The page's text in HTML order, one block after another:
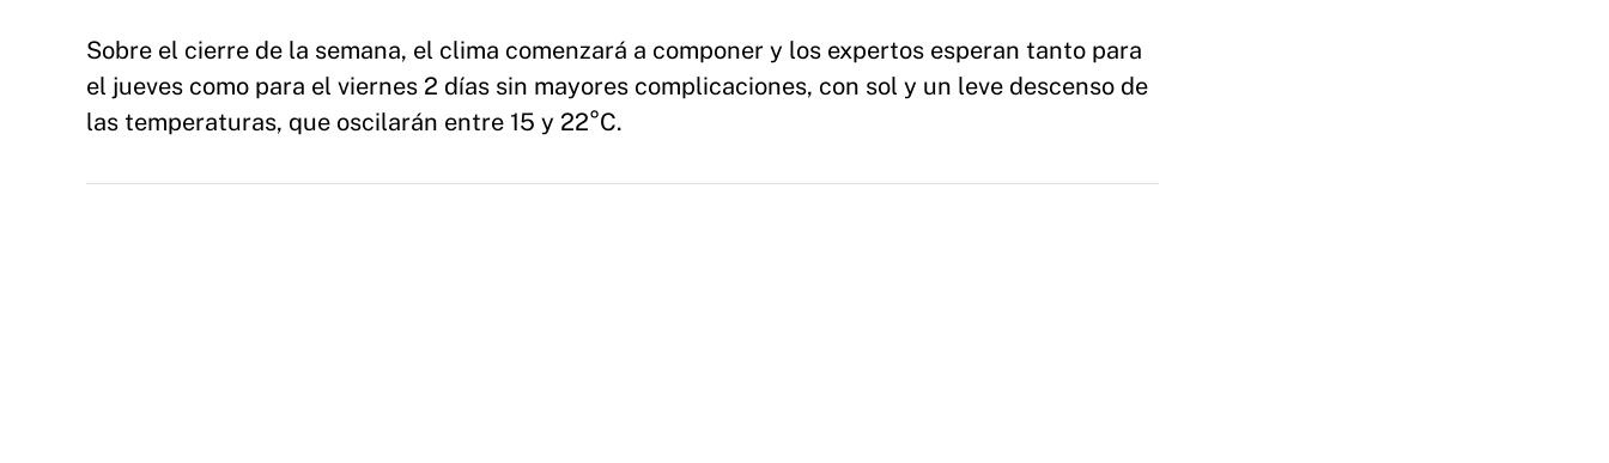
Sobre el cierre de la semana, el clima comenzará a componer y los expertos esperan tanto para
el jueves como para el viernes 2 días sin mayores complicaciones, con sol y un leve descenso de
las temperaturas, que oscilarán entre 15 y 22°C.